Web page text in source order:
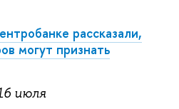
рассказали,
могут признать
июля